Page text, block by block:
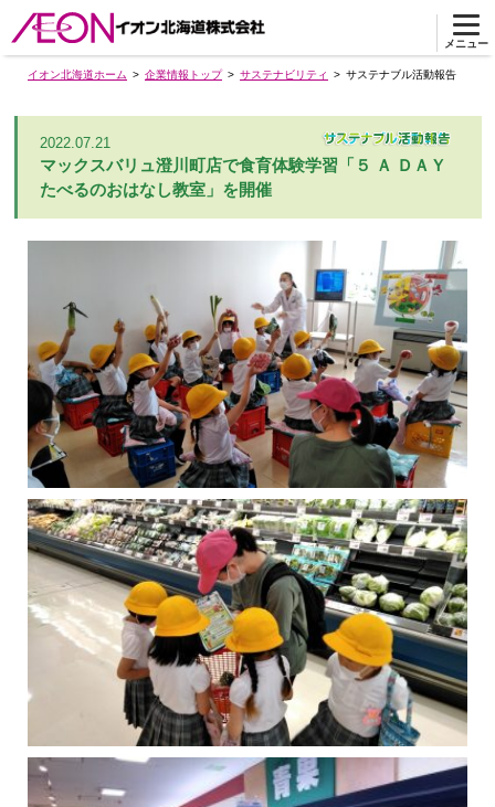
メニュー
イオン北海道ホーム 企業情報トップ サステナビリティ サステナブル活動報告
2022.07.21
マックスバリュ澄川町店で食育体験学習「５ Ａ ＤＡＹ
たべるのおはなし教室」を開催